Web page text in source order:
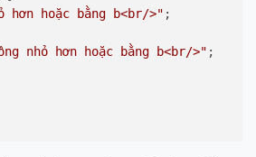
hơn hoặc bằng b<br/>" ;
nhỏ hơn hoặc bằng b<br/>" ;